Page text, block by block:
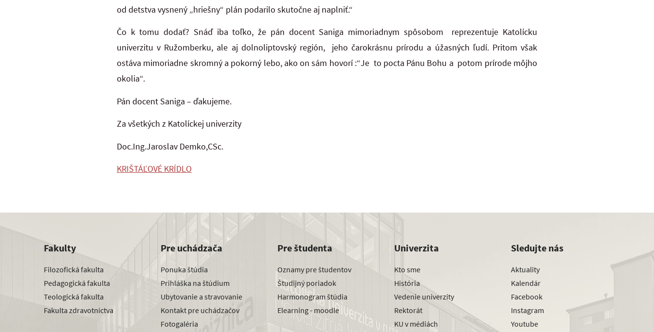
od detstva vysnený „hriešny“ plán podarilo skutočne aj naplniť.“
Čo k tomu dodať? Snáď iba toľko, že pán docent Saniga mimoriadnym spôsobom reprezentuje Katolícku
univerzitu v Ružomberku, ale aj dolnoliptovský región, jeho čarokrásnu prírodu a úžasných ľudí. Pritom však
ostáva mimoriadne skromný a pokorný lebo, ako on sám hovorí :“Je to pocta Pánu Bohu a potom prírode môjho
okolia“.
Pán docent Saniga – ďakujeme.
Za všetkých z Katolíckej univerzity
Doc.Ing.Jaroslav Demko,CSc.
KRIŠTÁĽOVÉ KRÍDLO
Fakulty
Filozofická fakulta
Pedagogická fakulta
Teologická fakulta
Fakulta zdravotníctva
Pre uchádzača
Ponuka štúdia
Prihláška na štúdium
Ubytovanie a stravovanie
Kontakt pre uchádzačov
Fotogaléria
Pre študenta
Oznamy pre študentov
Študijný poriadok
Harmonogram štúdia
Elearning - moodle
Univerzita
Kto sme
História
Vedenie univerzity
Rektorát
KU v médiách
Sledujte nás
Aktuality
Kalendár
Facebook
Instagram
Youtube